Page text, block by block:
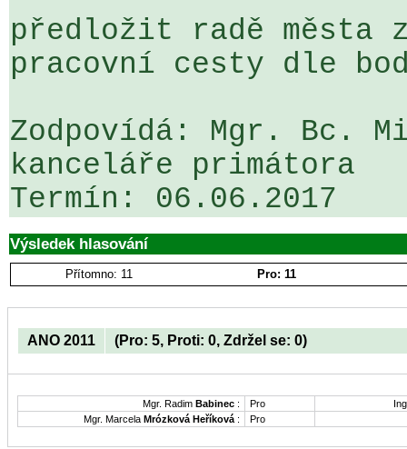
předložit radě města
pracovní cesty dle
Zodpovídá: Mgr. Bc.
kanceláře primátora
Výsledek hlasování
Přítomno: 11 Pro: 11
ANO 2011 (Pro: 5, Proti: 0, Zdržel se: 0)
Mgr. Radim Babinec : Pro
Mgr. Marcela Mrózková Heříková : Pro